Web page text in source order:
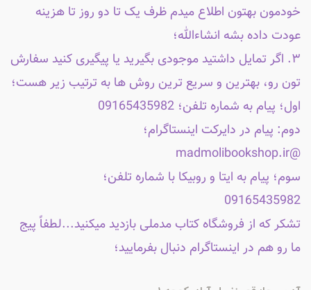
خودمون بهتون اطلاع میدم ظرف یک تا دو روز تا هزینه
عودت داده بشه انشاءالله؛
۳. اگر تمایل داشتید موجودی بگیرید یا پیگیری کنید سفارش
تون رو، بهترین و سریع ترین روش ها به ترتیب زیر هست؛
اول؛ پیام به شماره تلفن؛ 09165435982
دوم: پیام در دایرکت اینستاگرام؛
@madmolibookshop.ir
سوم؛ پیام به ایتا و روبیکا با شماره تلفن؛
09165435982
تشکر که از فروشگاه کتاب مدملی بازدید میکنید...لطفاً پیج
ما رو هم در اینستاگرام دنبال بفرمایید؛